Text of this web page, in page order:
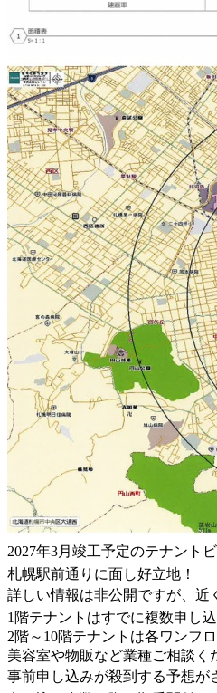
2027年3月竣工予定のテナント
札幌駅前通りに面し好立地！
詳しい情報は非公開ですが、近
1階テナントはすでに複数申し込
2階～10階テナントは各ワンフ
美容室や物販など業種ご相談く
事前申し込みが殺到する予想が